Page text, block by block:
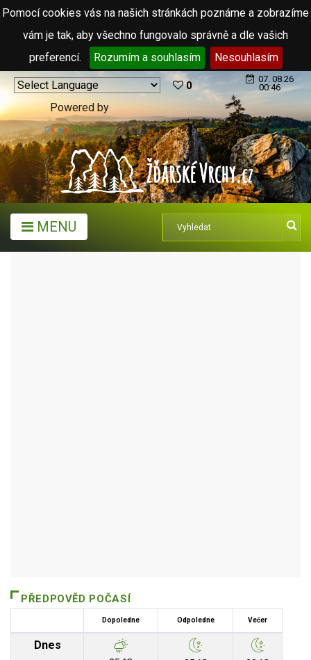
Pomocí cookies vás na našich stránkách poznáme a zobrazíme
vám je tak, aby všechno fungovalo správně a dle vašich
preferencí.
Rozumím a souhlasím Nesouhlasím
Powered by
Translate
0
07. 08.26
00:46
MENU
PŘEDPOVĚD POČASÍ
Dopoledne Odpoledne Večer
Dnes